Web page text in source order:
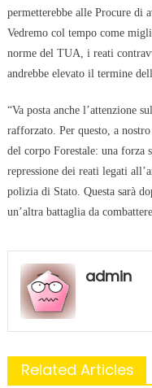
permetterebbe alle Procure di
Vedremo col tempo come
norme del TUA, i reati
andrebbe elevato il termine
“Va posta anche l’attenzione
rafforzato. Per questo, a
del corpo Forestale: una forza
repressione dei reati legati
polizia di Stato. Questa sarà
un’altra battaglia da
admin
Related Articles